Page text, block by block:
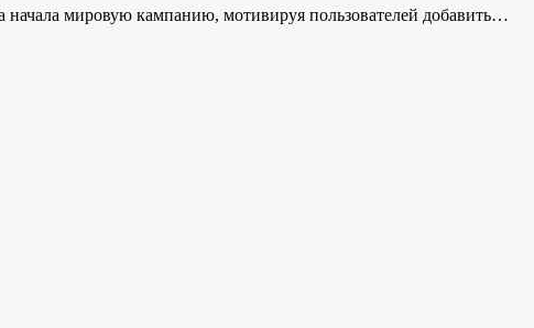
мировую кампанию, мотивируя пользователей добавить…